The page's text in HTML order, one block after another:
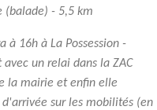
(balade) - 5,5 km
16h à La Possession -
un relai dans la ZAC
la mairie et enfin elle
sur les mobilités (en